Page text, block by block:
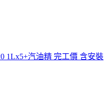
1Lx5+汽油精 完工價 含安裝